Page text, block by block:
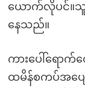
ယောက်လိုပင်။
နေသည်။
ကားပေါ်ရော
ထမိန်စကပ်အပ